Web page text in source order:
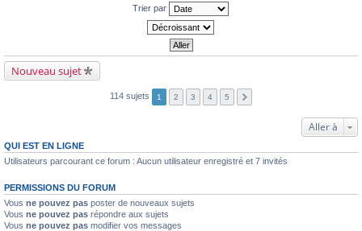
Trier par
Nouveau sujet
114 sujets 1 2 3 4 5
Aller à
QUI EST EN LIGNE
Utilisateurs parcourant ce forum : Aucun utilisateur enregistré et 7 invités
PERMISSIONS DU FORUM
Vous ne pouvez pas poster de nouveaux sujets
Vous ne pouvez pas répondre aux sujets
Vous ne pouvez pas modifier vos messages